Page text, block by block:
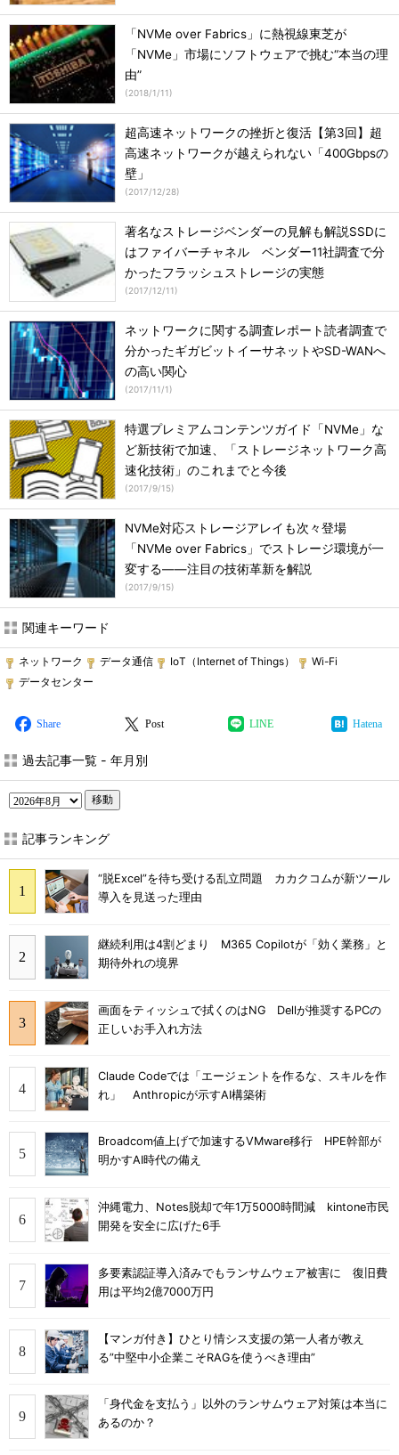
「NVMe over Fabrics」に熱視線東芝が
「NVMe」市場にソフトウェアで挑む“本当の理
由”
(2018/1/11)
超高速ネットワークの挫折と復活【第3回】超
高速ネットワークが越えられない「400Gbpsの
壁」
(2017/12/28)
著名なストレージベンダーの見解も解説SSDに
はファイバーチャネル ベンダー11社調査で分
かったフラッシュストレージの実態
(2017/12/11)
ネットワークに関する調査レポート読者調査で
分かったギガビットイーサネットやSD-WANへ
の高い関心
(2017/11/1)
特選プレミアムコンテンツガイド「NVMe」な
ど新技術で加速、「ストレージネットワーク高
速化技術」のこれまでと今後
(2017/9/15)
NVMe対応ストレージアレイも次々登場
「NVMe over Fabrics」でストレージ環境が一
変する――注目の技術革新を解説
(2017/9/15)
関連キーワード
ネットワーク データ通信 IoT（Internet of Things）
Wi-Fi
データセンター
Share Post LINE Hatena
過去記事一覧 - 年月別
移動
記事ランキング
“脱Excel”を待ち受ける乱立問題 カカクコムが新ツール
導入を見送った理由
継続利用は4割どまり M365 Copilotが「効く業務」と
期待外れの境界
画面をティッシュで拭くのはNG Dellが推奨するPCの
正しいお手入れ方法
Claude Codeでは「エージェントを作るな、スキルを作
れ」 Anthropicが示すAI構築術
Broadcom値上げで加速するVMware移行 HPE幹部が
明かすAI時代の備え
沖縄電力、Notes脱却で年1万5000時間減 kintone市民
開発を安全に広げた6手
多要素認証導入済みでもランサムウェア被害に 復旧費
用は平均2億7000万円
【マンガ付き】ひとり情シス支援の第一人者が教え
る”中堅中小企業こそRAGを使うべき理由”
「身代金を支払う」以外のランサムウェア対策は本当に
あるのか？